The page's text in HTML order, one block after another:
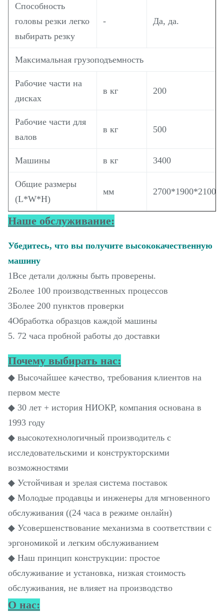
Способность
головы резки легко
выбирать резку
- Да, да.
Максимальная грузоподъемность
Рабочие части на
дисках
в кг 200
Рабочие части для
валов
в кг 500
Машины в кг 3400
Общие размеры
(L*W*H)
мм 2700*1900*2100
Наше обслуживание:
Убедитесь, что вы получите высококачественную
машину
1Все детали должны быть проверены.
2Более 100 производственных процессов
3Более 200 пунктов проверки
4Обработка образцов каждой машины
5. 72 часа пробной работы до доставки
Почему выбирать нас:
◆ Высочайшее качество, требования клиентов на
первом месте
◆ 30 лет + история НИОКР, компания основана в
1993 году
◆ высокотехнологичный производитель с
исследовательскими и конструкторскими
возможностями
◆ Устойчивая и зрелая система поставок
◆ Молодые продавцы и инженеры для мгновенного
обслуживания ((24 часа в режиме онлайн)
◆ Усовершенствование механизма в соответствии с
эргономикой и легким обслуживанием
◆ Наш принцип конструкции: простое
обслуживание и установка, низкая стоимость
обслуживания, не влияет на производство
О нас: